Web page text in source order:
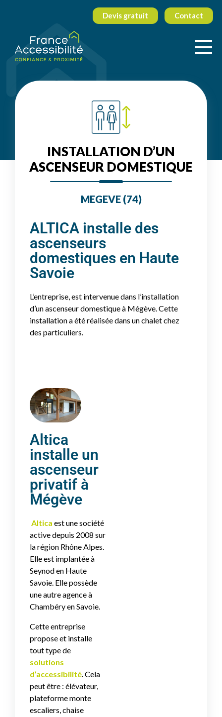
Devis gratuit Contact
INSTALLATION D’UN
ASCENSEUR DOMESTIQUE
MEGEVE (74)
ALTICA installe des
ascenseurs
domestiques en Haute
Savoie
L’entreprise, est intervenue dans l’installation
d’un ascenseur domestique à Mégève. Cette
installation a été réalisée dans un chalet chez
des particuliers.
Altica
installe un
ascenseur
privatif à
Mégève
Altica est une société
active depuis 2008 sur
la région Rhône Alpes.
Elle est implantée à
Seynod en Haute
Savoie. Elle possède
une autre agence à
Chambéry en Savoie.
Cette entreprise
propose et installe
tout type de
solutions
d’accessibilité. Cela
peut être : élévateur,
plateforme monte
escaliers, chaise